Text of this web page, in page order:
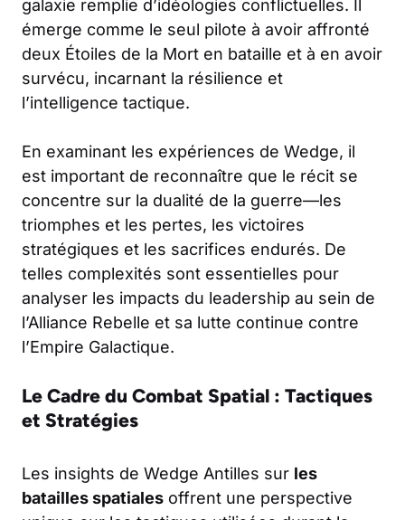
galaxie remplie d’idéologies conflictuelles. Il
émerge comme le seul pilote à avoir affronté
deux Étoiles de la Mort en bataille et à en avoir
survécu, incarnant la résilience et
l’intelligence tactique.
En examinant les expériences de Wedge, il
est important de reconnaître que le récit se
concentre sur la dualité de la guerre—les
triomphes et les pertes, les victoires
stratégiques et les sacrifices endurés. De
telles complexités sont essentielles pour
analyser les impacts du leadership au sein de
l’Alliance Rebelle et sa lutte continue contre
l’Empire Galactique.
Le Cadre du Combat Spatial : Tactiques
et Stratégies
Les insights de Wedge Antilles sur les
batailles spatiales offrent une perspective